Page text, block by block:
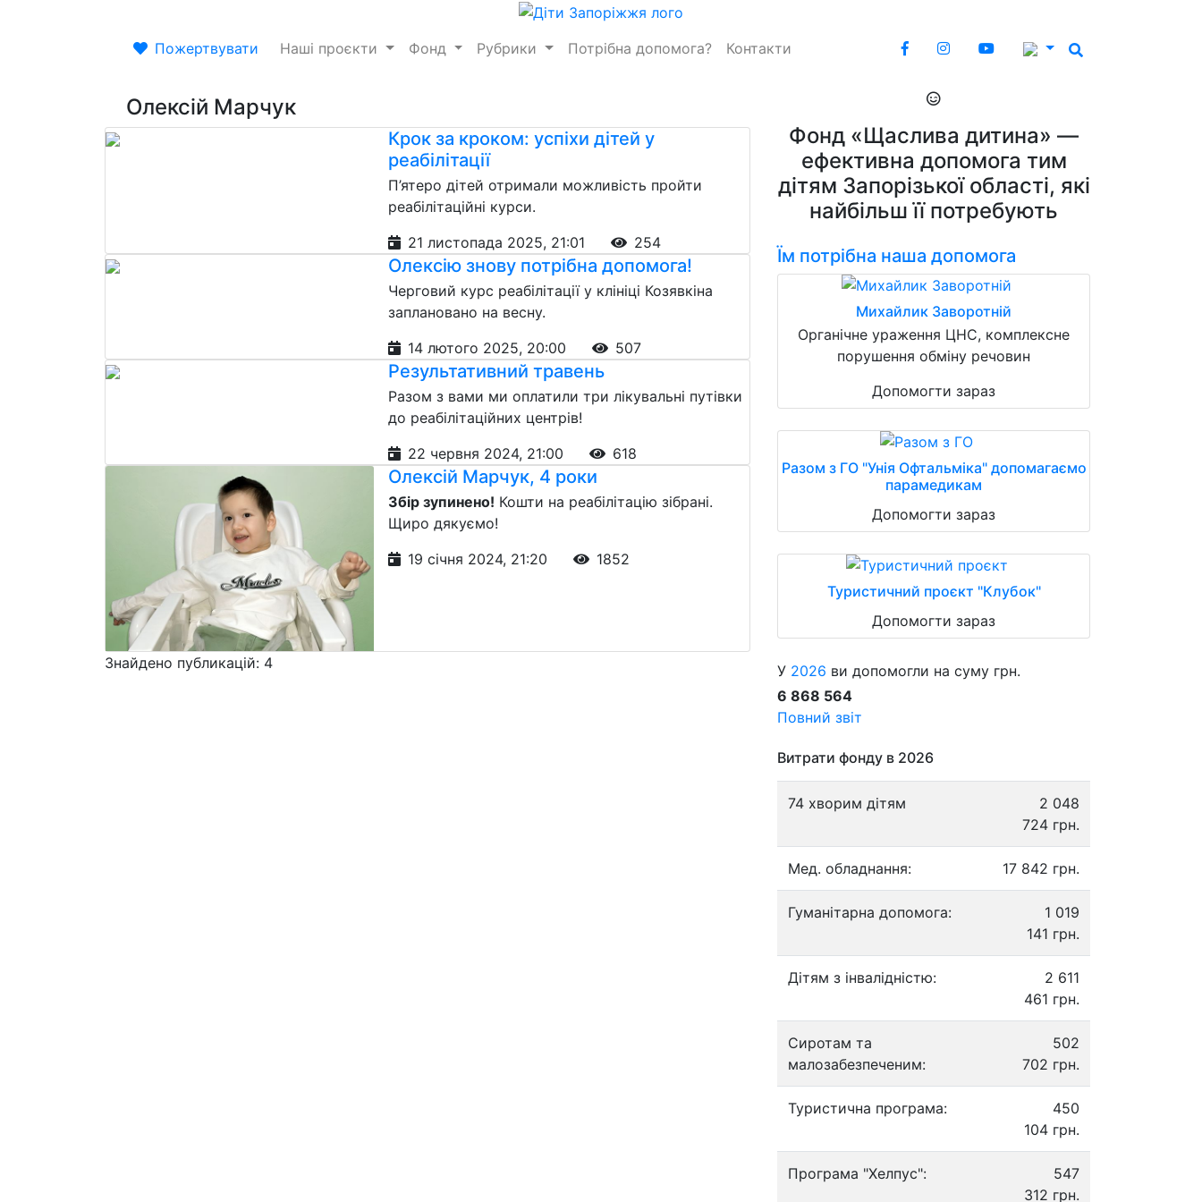
Пожертвувати Наші проєкти Фонд Рубрики Потрібна допомога? Контакти
Олексій Марчук
Крок за кроком: успіхи дітей у
реабілітації
П’ятеро дітей отримали можливість пройти
реабілітаційні курси.
21 листопада 2025, 21:01
254
Олексію знову потрібна допомога!
Черговий курс реабілітації у клініці Козявкіна
заплановано на весну.
14 лютого 2025, 20:00
507
Результативний травень
Разом з вами ми оплатили три лікувальні путівки
до реабілітаційних центрів!
22 червня 2024, 21:00
618
Олексій Марчук, 4 роки
Збір зупинено! Кошти на реабілітацію зібрані.
Щиро дякуємо!
19 січня 2024, 21:20
1852
Знайдено публикацій: 4
Фонд «Щаслива дитина» —
ефективна допомога тим
дітям Запорізької області, які
найбільш її потребують
Їм потрібна наша допомога
Михайлик Заворотній
Органічне ураження ЦНС, комплексне
порушення обміну речовин
Допомогти зараз
Разом з ГО "Унія Офтальміка" допомагаємо
парамедикам
Допомогти зараз
Туристичний проєкт "Клубок"
Допомогти зараз
У 2026 ви допомогли на суму грн.
6 868 564
Повний звіт
Витрати фонду в 2026
74 хворим дітям
2 048
724 грн.
Мед. обладнання: 17 842 грн.
Гуманітарна допомога:
1 019
141 грн.
Дітям з інвалідністю:
2 611
461 грн.
Сиротам та
малозабезпеченим:
502
702 грн.
Туристична програма:
450
104 грн.
Програма "Хелпус":
547
312 грн.